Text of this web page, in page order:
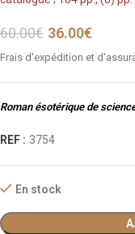
60.00€ 36.00€
Frais d'expédition et
Roman ésotérique de
REF : 3754
En stock